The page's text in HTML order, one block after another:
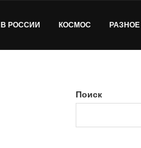
В РОССИИ КОСМОС РАЗНОЕ
Поиск